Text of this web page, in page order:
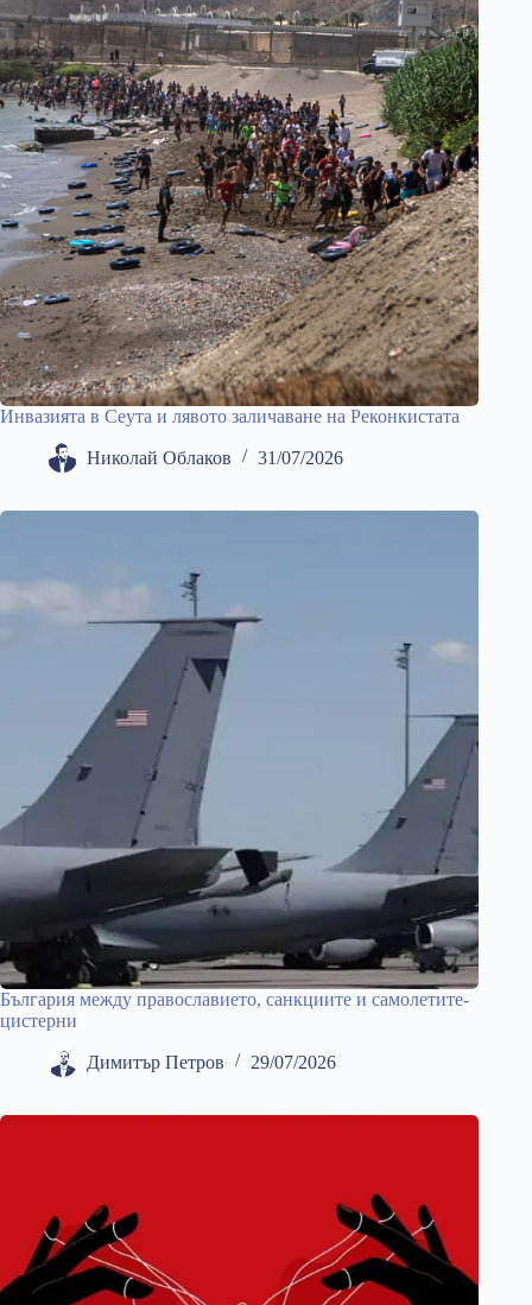
Инвазията в Сеута и лявото заличаване на Реконкистата
Николай Облаков 31/07/2026
България между православието, санкциите и самолетите-
цистерни
Димитър Петров 29/07/2026